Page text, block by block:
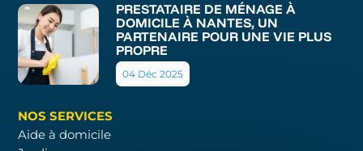
PRESTATAIRE DE MÉNAGE À
DOMICILE À NANTES, UN
PARTENAIRE POUR UNE VIE PLUS
PROPRE
04 Déc 2025
NOS SERVICES
Aide à domicile